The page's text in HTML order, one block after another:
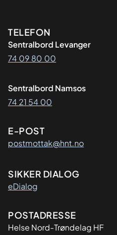
TELEFON
Sentralbord Levanger
74 09 80 00
Sentralbord Namsos
74 21 54 00
E-POST
postmottak@hnt.no
SIKKER DIALOG
eDialog
Adresse
POSTADRESSE
Helse Nord-Trøndelag HF